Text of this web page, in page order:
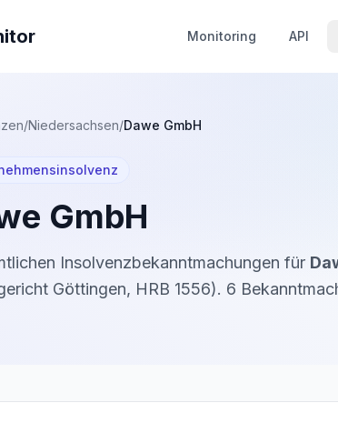
Monitoring API
/Niedersachsen/Dawe GmbH
GmbH
Insolvenzbekanntmachungen für
Göttingen, HRB 1556). 6